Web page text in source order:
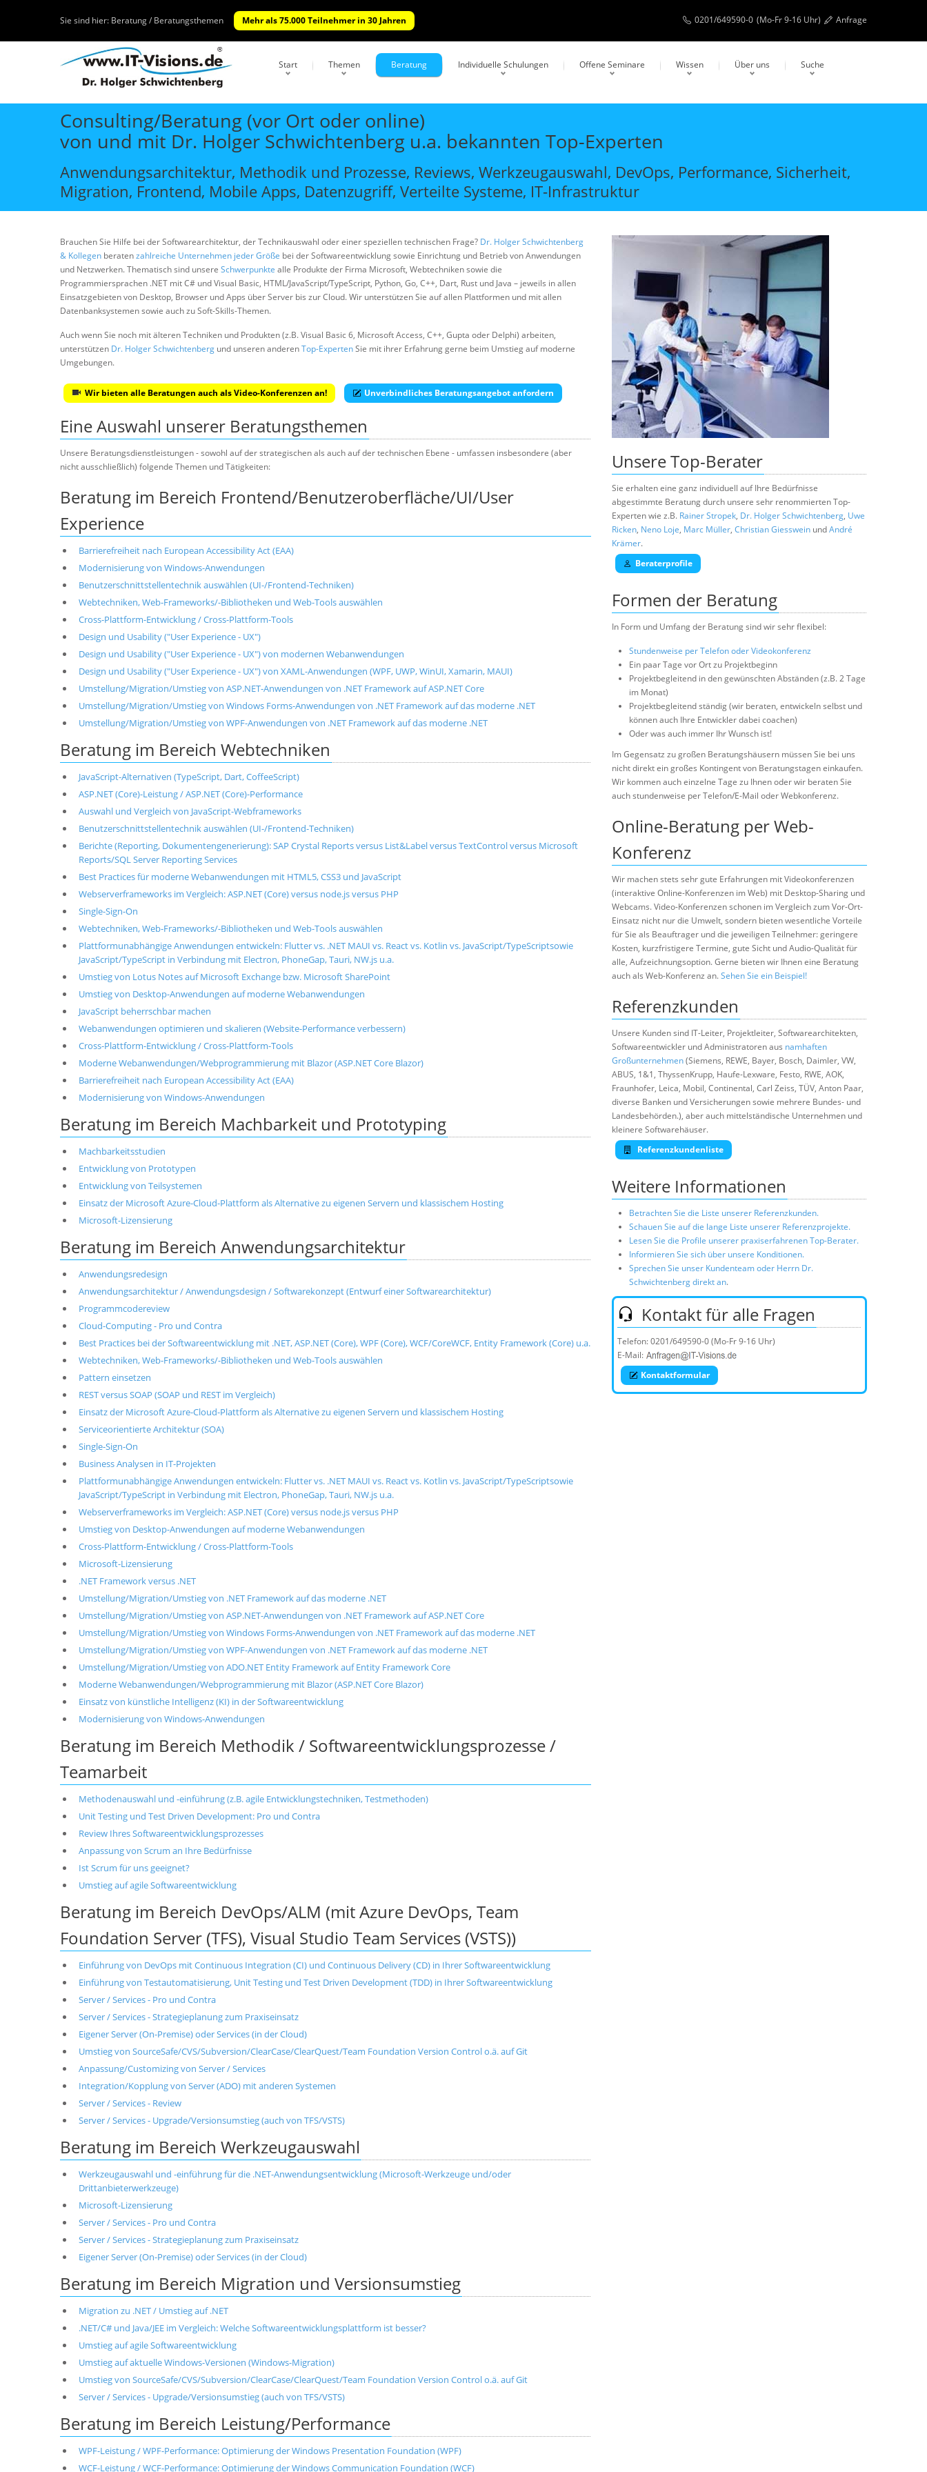
Sie sind hier: Beratung / Beratungsthemen Mehr als 75.000 Teilnehmer in 30 Jahren 0201/649590-0 (Mo-Fr 9-16 Uhr) Anfrage
Start Themen Beratung Individuelle Schulungen Offene Seminare Wissen Über uns Suche
Consulting/Beratung (vor Ort oder online)
von und mit Dr. Holger Schwichtenberg u.a. bekannten Top-Experten
Anwendungsarchitektur, Methodik und Prozesse, Reviews, Werkzeugauswahl, DevOps, Performance, Sicherheit,
Migration, Frontend, Mobile Apps, Datenzugriff, Verteilte Systeme, IT-Infrastruktur
Brauchen Sie Hilfe bei der Softwarearchitektur, der Technikauswahl oder einer speziellen technischen Frage? Dr. Holger Schwichtenberg
& Kollegen beratenzahlreiche Unternehmen jeder Größe bei der Softwareentwicklung sowie Einrichtung und Betrieb von Anwendungen
und Netzwerken. Thematisch sind unsere Schwerpunkte alle Produkte der Firma Microsoft, Webtechniken sowie die
Programmiersprachen .NET mit C# und Visual Basic, HTML/JavaScript/TypeScript, Python, Go, C++, Dart, Rust und Java – jeweils in allen
Einsatzgebieten von Desktop, Browser und Apps über Server bis zur Cloud. Wir unterstützen Sie auf allen Plattformen und mit allen
Datenbanksystemen sowie auch zu Soft-Skills-Themen.
Auch wenn Sie noch mit älteren Techniken und Produkten (z.B. Visual Basic 6, Microsoft Access, C++, Gupta oder Delphi) arbeiten,
unterstützen Dr. Holger Schwichtenberg und unseren anderenTop-ExpertenSie mit ihrer Erfahrung gerne beim Umstieg auf moderne
Umgebungen.
Wir bieten alle Beratungen auch als Video-Konferenzen an! Unverbindliches Beratungsangebot anfordern
Eine Auswahl unserer Beratungsthemen
Unsere Beratungsdienstleistungen - sowohl auf der strategischen als auch auf der technischen Ebene - umfassen insbesondere (aber
nicht ausschließlich) folgende Themen und Tätigkeiten:
Beratung im Bereich Frontend/Benutzeroberfläche/UI/User
Experience
Barrierefreiheit nach European Accessibility Act (EAA)
Modernisierung von Windows-Anwendungen
Benutzerschnittstellentechnik auswählen (UI-/Frontend-Techniken)
Webtechniken, Web-Frameworks/-Bibliotheken und Web-Tools auswählen
Cross-Plattform-Entwicklung / Cross-Plattform-Tools
Design und Usability ("User Experience - UX")
Design und Usability ("User Experience - UX") von modernen Webanwendungen
Design und Usability ("User Experience - UX") von XAML-Anwendungen (WPF, UWP, WinUI, Xamarin, MAUI)
Umstellung/Migration/Umstieg von ASP.NET-Anwendungen von .NET Framework auf ASP.NET Core
Umstellung/Migration/Umstieg von Windows Forms-Anwendungen von .NET Framework auf das moderne .NET
Umstellung/Migration/Umstieg von WPF-Anwendungen von .NET Framework auf das moderne .NET
Beratung im Bereich Webtechniken
JavaScript-Alternativen (TypeScript, Dart, CoffeeScript)
ASP.NET (Core)-Leistung / ASP.NET (Core)-Performance
Auswahl und Vergleich von JavaScript-Webframeworks
Benutzerschnittstellentechnik auswählen (UI-/Frontend-Techniken)
Berichte (Reporting, Dokumentengenerierung): SAP Crystal Reports versus List&Label versus TextControl versus Microsoft
Reports/SQL Server Reporting Services
Best Practices für moderne Webanwendungen mit HTML5, CSS3 und JavaScript
Webserverframeworks im Vergleich: ASP.NET (Core) versus node.js versus PHP
Single-Sign-On
Webtechniken, Web-Frameworks/-Bibliotheken und Web-Tools auswählen
Plattformunabhängige Anwendungen entwickeln: Flutter vs. .NET MAUI vs. React vs. Kotlin vs. JavaScript/TypeScriptsowie
JavaScript/TypeScript in Verbindung mit Electron, PhoneGap, Tauri, NW.js u.a.
Umstieg von Lotus Notes auf Microsoft Exchange bzw. Microsoft SharePoint
Umstieg von Desktop-Anwendungen auf moderne Webanwendungen
JavaScript beherrschbar machen
Webanwendungen optimieren und skalieren (Website-Performance verbessern)
Cross-Plattform-Entwicklung / Cross-Plattform-Tools
Moderne Webanwendungen/Webprogrammierung mit Blazor (ASP.NET Core Blazor)
Barrierefreiheit nach European Accessibility Act (EAA)
Modernisierung von Windows-Anwendungen
Beratung im Bereich Machbarkeit und Prototyping
Machbarkeitsstudien
Entwicklung von Prototypen
Entwicklung von Teilsystemen
Einsatz der Microsoft Azure-Cloud-Plattform als Alternative zu eigenen Servern und klassischem Hosting
Microsoft-Lizensierung
Beratung im Bereich Anwendungsarchitektur
Anwendungsredesign
Anwendungsarchitektur / Anwendungsdesign / Softwarekonzept (Entwurf einer Softwarearchitektur)
Programmcodereview
Cloud-Computing - Pro und Contra
Best Practices bei der Softwareentwicklung mit .NET, ASP.NET (Core), WPF (Core), WCF/CoreWCF, Entity Framework (Core) u.a.
Webtechniken, Web-Frameworks/-Bibliotheken und Web-Tools auswählen
Pattern einsetzen
REST versus SOAP (SOAP und REST im Vergleich)
Einsatz der Microsoft Azure-Cloud-Plattform als Alternative zu eigenen Servern und klassischem Hosting
Serviceorientierte Architektur (SOA)
Single-Sign-On
Business Analysen in IT-Projekten
Plattformunabhängige Anwendungen entwickeln: Flutter vs. .NET MAUI vs. React vs. Kotlin vs. JavaScript/TypeScriptsowie
JavaScript/TypeScript in Verbindung mit Electron, PhoneGap, Tauri, NW.js u.a.
Webserverframeworks im Vergleich: ASP.NET (Core) versus node.js versus PHP
Umstieg von Desktop-Anwendungen auf moderne Webanwendungen
Cross-Plattform-Entwicklung / Cross-Plattform-Tools
Microsoft-Lizensierung
.NET Framework versus .NET
Umstellung/Migration/Umstieg von .NET Framework auf das moderne .NET
Umstellung/Migration/Umstieg von ASP.NET-Anwendungen von .NET Framework auf ASP.NET Core
Umstellung/Migration/Umstieg von Windows Forms-Anwendungen von .NET Framework auf das moderne .NET
Umstellung/Migration/Umstieg von WPF-Anwendungen von .NET Framework auf das moderne .NET
Umstellung/Migration/Umstieg von ADO.NET Entity Framework auf Entity Framework Core
Moderne Webanwendungen/Webprogrammierung mit Blazor (ASP.NET Core Blazor)
Einsatz von künstliche Intelligenz (KI) in der Softwareentwicklung
Modernisierung von Windows-Anwendungen
Beratung im Bereich Methodik / Softwareentwicklungsprozesse /
Teamarbeit
Methodenauswahl und -einführung (z.B. agile Entwicklungstechniken, Testmethoden)
Unit Testing und Test Driven Development: Pro und Contra
Review Ihres Softwareentwicklungsprozesses
Anpassung von Scrum an Ihre Bedürfnisse
Ist Scrum für uns geeignet?
Umstieg auf agile Softwareentwicklung
Beratung im Bereich DevOps/ALM (mit Azure DevOps, Team
Foundation Server (TFS), Visual Studio Team Services (VSTS))
Einführung von DevOps mit Continuous Integration (CI) und Continuous Delivery (CD) in Ihrer Softwareentwicklung
Einführung von Testautomatisierung, Unit Testing und Test Driven Development (TDD) in Ihrer Softwareentwicklung
Server / Services - Pro und Contra
Server / Services - Strategieplanung zum Praxiseinsatz
Eigener Server (On-Premise) oder Services (in der Cloud)
Umstieg von SourceSafe/CVS/Subversion/ClearCase/ClearQuest/Team Foundation Version Control o.ä. auf Git
Anpassung/Customizing von Server / Services
Integration/Kopplung von Server (ADO) mit anderen Systemen
Server / Services - Review
Server / Services - Upgrade/Versionsumstieg (auch von TFS/VSTS)
Beratung im Bereich Werkzeugauswahl
Werkzeugauswahl und -einführung für die .NET-Anwendungsentwicklung (Microsoft-Werkzeuge und/oder
Drittanbieterwerkzeuge)
Microsoft-Lizensierung
Server / Services - Pro und Contra
Server / Services - Strategieplanung zum Praxiseinsatz
Eigener Server (On-Premise) oder Services (in der Cloud)
Beratung im Bereich Migration und Versionsumstieg
Migration zu .NET / Umstieg auf .NET
.NET/C# und Java/JEE im Vergleich: Welche Softwareentwicklungsplattform ist besser?
Umstieg auf agile Softwareentwicklung
Umstieg auf aktuelle Windows-Versionen (Windows-Migration)
Umstieg von SourceSafe/CVS/Subversion/ClearCase/ClearQuest/Team Foundation Version Control o.ä. auf Git
Server / Services - Upgrade/Versionsumstieg (auch von TFS/VSTS)
Beratung im Bereich Leistung/Performance
WPF-Leistung / WPF-Performance: Optimierung der Windows Presentation Foundation (WPF)
WCF-Leistung / WCF-Performance: Optimierung der Windows Communication Foundation (WCF)
UnsereTop-Berater
Sie erhalten eine ganz individuell auf Ihre Bedürfnisse
abgestimmte Beratung durch unsere sehr renommierten Top-
Experten wie z.B. Rainer Stropek, Dr. Holger Schwichtenberg, Uwe
Ricken, Neno Loje, Marc Müller, Christian Giesswein undAndré
Krämer.
Beraterprofile
Formen der Beratung
In Form und Umfang der Beratung sind wir sehr flexibel:
Stundenweise per Telefon oder Videokonferenz
Ein paar Tage vor Ort zu Projektbeginn
Projektbegleitend in den gewünschten Abständen (z.B. 2 Tage
im Monat)
Projektbegleitend ständig (wir beraten, entwickeln selbst und
können auch Ihre Entwickler dabei coachen)
Oder was auch immer Ihr Wunsch ist!
Im Gegensatz zu großen Beratungshäusern müssen Sie bei uns
nicht direkt ein großes Kontingent von Beratungstagen einkaufen.
Wir kommen auch einzelne Tage zu Ihnen oder wir beraten Sie
auch stundenweise per Telefon/E-Mail oder Webkonferenz.
Online-Beratung per Web-
Konferenz
Wir machen stets sehr gute Erfahrungen mit Videokonferenzen
(interaktive Online-Konferenzen im Web) mit Desktop-Sharing und
Webcams. Video-Konferenzen schonen im Vergleich zum Vor-Ort-
Einsatz nicht nur die Umwelt, sondern bieten wesentliche Vorteile
für Sie als Beauftrager und die jeweiligen Teilnehmer: geringere
Kosten, kurzfristigere Termine, gute Sicht und Audio-Qualität für
alle, Aufzeichnungsoption. Gerne bieten wir Ihnen eine Beratung
auch als Web-Konferenz an.Sehen Sie ein Beispiel!
Referenzkunden
Unsere Kunden sind IT-Leiter, Projektleiter, Softwarearchitekten,
Softwareentwickler und Administratoren aus namhaften
Großunternehmen(Siemens, REWE, Bayer, Bosch, Daimler, VW,
ABUS, 1&1, ThyssenKrupp, Haufe-Lexware, Festo, RWE, AOK,
Fraunhofer, Leica, Mobil, Continental, Carl Zeiss, TÜV, Anton Paar,
diverse Banken und Versicherungen sowie mehrere Bundes- und
Landesbehörden.), aber auch mittelständische Unternehmen und
kleinere Softwarehäuser.
Referenzkundenliste
Weitere Informationen
Betrachten Sie die Liste unserer Referenzkunden.
Schauen Sie auf die lange Liste unserer Referenzprojekte.
Lesen Sie die Profile unserer praxiserfahrenen Top-Berater.
Informieren Sie sich über unsere Konditionen.
Sprechen Sie unser Kundenteam oder Herrn Dr.
Schwichtenberg direkt an.
Kontakt für alle Fragen
Telefon:0201/649590-0(Mo-Fr 9-16 Uhr)
E-Mail:
Kontaktformular